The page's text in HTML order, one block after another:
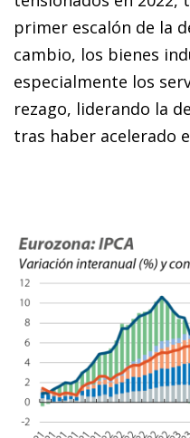
primer escalón de la
cambio, los bienes
especialmente los
rezago, liderando la
tras haber acelerado